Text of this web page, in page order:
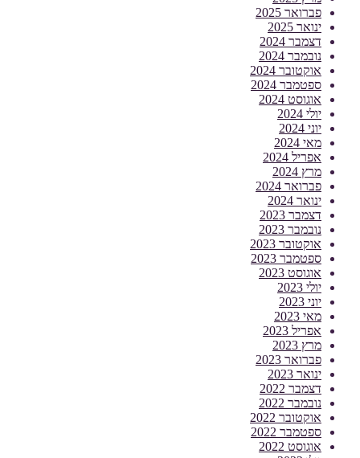
פברואר 2025
ינואר 2025
דצמבר 2024
נובמבר 2024
אוקטובר 2024
ספטמבר 2024
אוגוסט 2024
יולי 2024
יוני 2024
מאי 2024
אפריל 2024
מרץ 2024
פברואר 2024
ינואר 2024
דצמבר 2023
נובמבר 2023
אוקטובר 2023
ספטמבר 2023
אוגוסט 2023
יולי 2023
יוני 2023
מאי 2023
אפריל 2023
מרץ 2023
פברואר 2023
ינואר 2023
דצמבר 2022
נובמבר 2022
אוקטובר 2022
ספטמבר 2022
אוגוסט 2022